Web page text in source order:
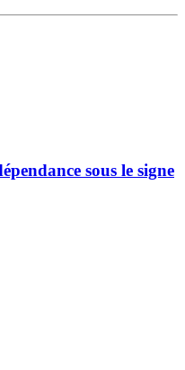
sous le signe